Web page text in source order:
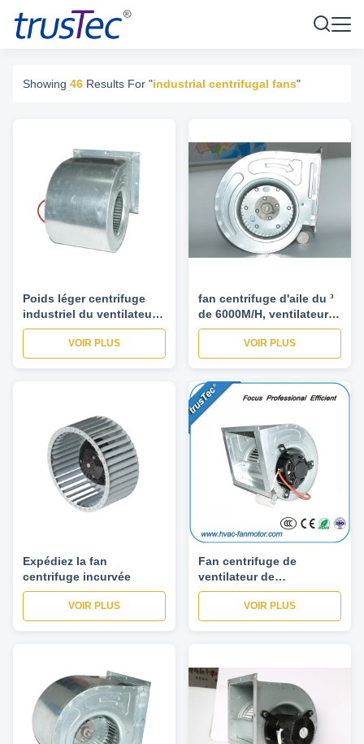
Showing 46 Results For "industrial centrifugal fans"
Poids léger centrifuge
industriel du ventilateur
de fan du rendement
950RPM élevé 1hp 4/6/8
VOIR PLUS
fan centrifuge d'aile du ³
de 6000M/H, ventilateurs
d'aérage centrifuges pour
traiter l'usineVOIR PLUS
Expédiez la fan
centrifuge incurvée
VOIR PLUS
Fan centrifuge de
ventilateur de
climatisation de la CAHT
SYZ9-9-1400 avec la
double admission de
métal
VOIR PLUS